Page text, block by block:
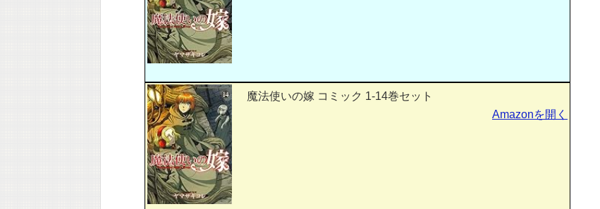
魔法使いの嫁 コミック 1-14巻セット
Amazonを開く